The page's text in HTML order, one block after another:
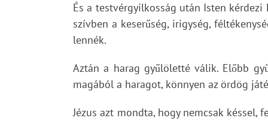
És a testvérgyilkosság után Isten
szívben a keserűség, irigység,
lennék.
Aztán a harag gyűlöletté válik. Előbb
magából a haragot, könnyen az ördög
Jézus azt mondta, hogy nemcsak